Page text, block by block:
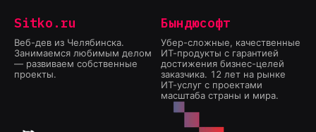
Sitko.ru
Веб-дев из Челябинска.
Занимаемся любимым делом
— развиваем собственные
проекты.
Бындюсофт
Убер-сложные, качественные
ИТ-продукты с гарантией
достижения бизнес-целей
заказчика. 12 лет на рынке
ИТ-услуг с проектами
масштаба страны и мира.